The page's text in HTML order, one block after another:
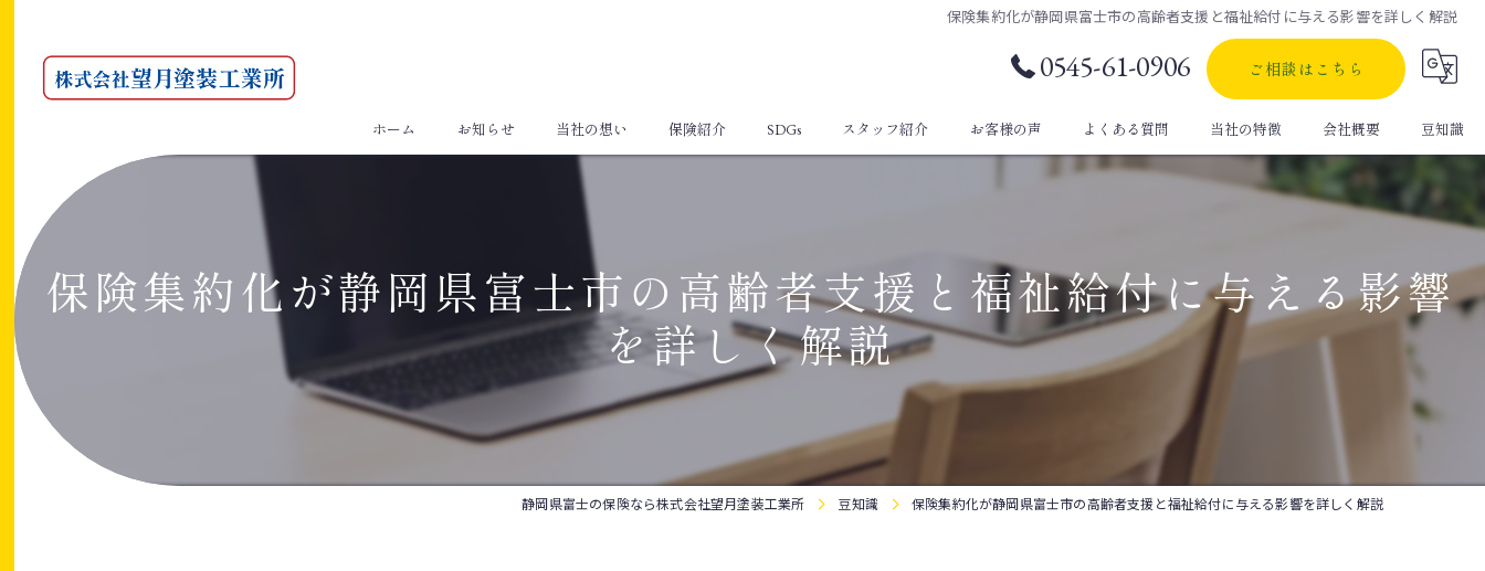
保険集約化が静岡県富士市の高齢者支援と福祉給付に与える影響を詳しく解説
0545-61-0906 ご相談はこちら
ホーム お知らせ 当社の想い 保険紹介 SDGs スタッフ紹介 お客様の声 よくある質問 当社の特徴
自動車保険
定期保険
医療保険
会社概要 豆知識
保険集約化が静岡県富士市の高齢者支援と福祉給付に与える影響
を詳しく解説
静岡県富士の保険なら株式会社望月塗装工業所 豆知識 保険集約化が静岡県富士市の高齢者支援と福祉給付に与える影響を詳しく解説